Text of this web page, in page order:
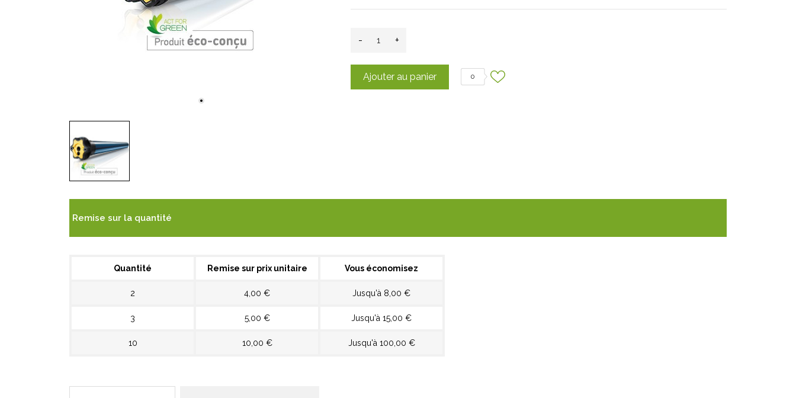
- +
Ajouter au panier 0
Remise sur la quantité
Quantité Remise sur prix unitaire Vous économisez
2 4,00 € Jusqu'à 8,00 €
3 5,00 € Jusqu'à 15,00 €
10 10,00 € Jusqu'à 100,00 €